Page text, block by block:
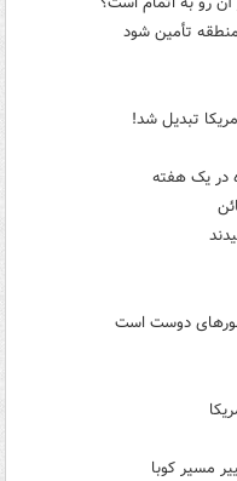
تأمین شود
تبدیل شد!
دوست است
مسیر کوبا